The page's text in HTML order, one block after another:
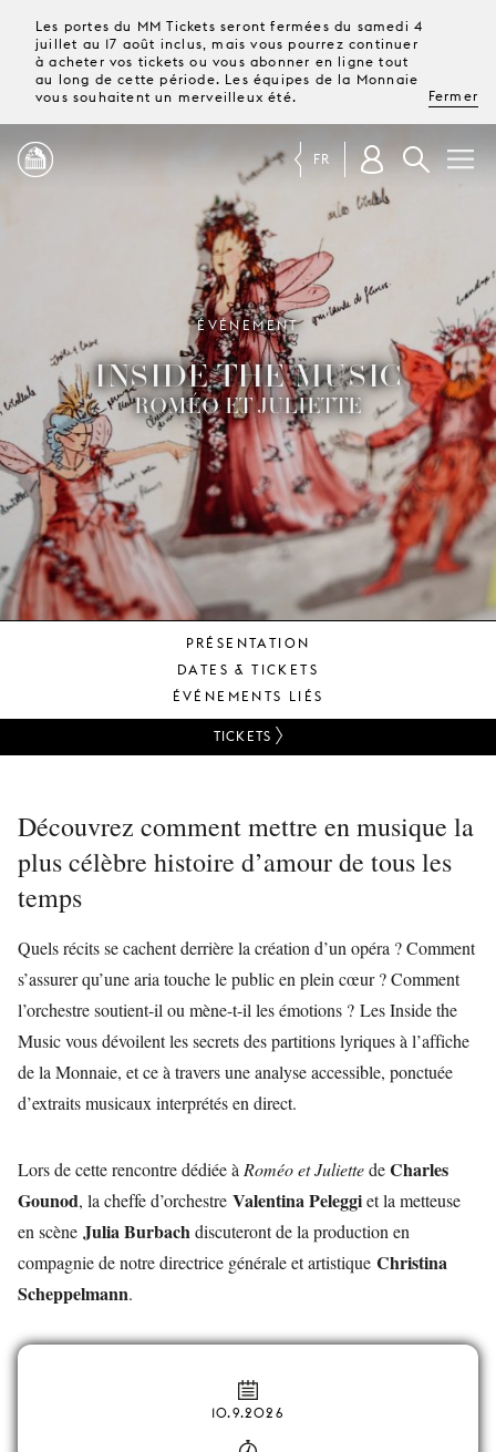
Les portes du MM Tickets seront fermées du samedi 4
juillet au 17 août inclus, mais vous pourrez continuer
à acheter vos tickets ou vous abonner en ligne tout
au long de cette période. Les équipes de la Monnaie
vous souhaitent un merveilleux été.
Fermer
PROGRAMME
MAGAZINE
TICKETS &
ABONNEMENTS
VOTRE
VISITE
JEUNE
PUBLIC
LA
MONNAIE
SOUTENIR
FR
ÉVÉNEMENT
INSIDE THE MUSIC
ROMÉO ET JULIETTE
PRÉSENTATION
DATES & TICKETS
ÉVÉNEMENTS LIÉS
TICKETS
Découvrez comment mettre en musique la
plus célèbre histoire d’amour de tous les
temps
Quels récits se cachent derrière la création d’un opéra ? Comment
s’assurer qu’une aria touche le public en plein cœur ? Comment
l’orchestre soutient-il ou mène-t-il les émotions ? Les Inside the
Music vous dévoilent les secrets des partitions lyriques à l’affiche
de la Monnaie, et ce à travers une analyse accessible, ponctuée
d’extraits musicaux interprétés en direct.
Lors de cette rencontre dédiée à Roméo et JuliettedeCharles
Gounod, la cheffe d’orchestre Valentina Peleggiet la metteuse
en scène Julia Burbachdiscuteront de la production en
compagnie de notre directrice générale et artistique Christina
Scheppelmann.
10.9.2026